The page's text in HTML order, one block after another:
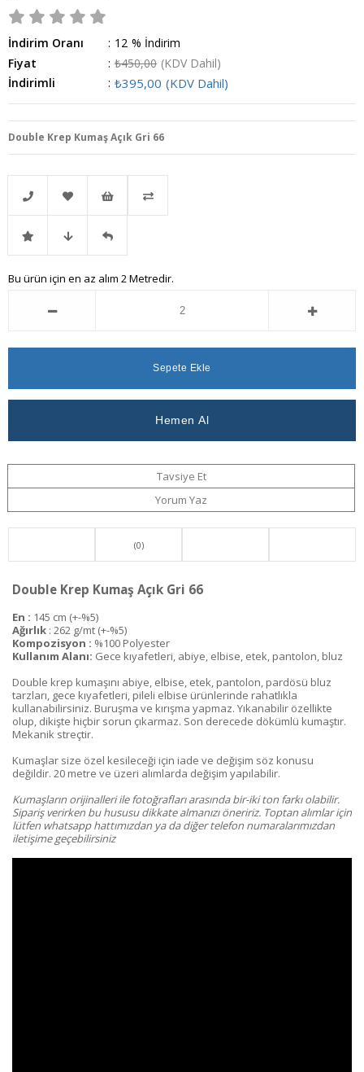
İndirim Oranı : %
12
İndirim
Fiyat
: ₺450,00 (KDV Dahil)
İndirimli
: ₺395,00 (KDV Dahil)
Double Krep Kumaş Açık Gri 66
Telefonla
Sipariş
Favorilere
Ekle
İstek
Listeme
İndirimli Fiyat
Ver
Gelince
Bu ürün için en az alım 2 Metredir.
Tavsiye Et
Yorum Yaz
(0)
Double Krep Kumaş Açık Gri 66
En : 145 cm (+-%5)
Ağırlık : 262 g/mt (+-%5)
Kompozisyon : %100 Polyester
Kullanım Alanı: Gece kıyafetleri, abiye, elbise, etek, pantolon, bluz
Double krep kumaşını abiye, elbise, etek, pantolon, pardösü bluz
tarzları, gece kıyafetleri, pileli elbise ürünlerinde rahatlıkla
kullanabilirsiniz. Buruşma ve kırışma yapmaz. Yıkanabilir özellikte
olup, dikişte hiçbir sorun çıkarmaz. Son derecede dökümlü kumaştır.
Mekanik streçtir.
Kumaşlar size özel kesileceği için iade ve değişim söz konusu
değildir. 20 metre ve üzeri alımlarda değişim yapılabilir.
Kumaşların orijinalleri ile fotoğrafları arasında bir-iki ton farkı olabilir.
Sipariş verirken bu hususu dikkate almanızı öneririz. Toptan alımlar için
lütfen whatsapp hattımızdan ya da diğer telefon numaralarımızdan
iletişime geçebilirsiniz